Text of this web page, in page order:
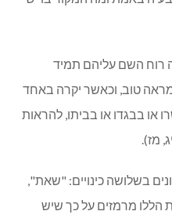
רוח השם עליהם תמיד
טוב, וכאשר יקרה באחד
או בבגדו או בביתו, להראות
מז).
בשלושה כינויים: "שאת",
מרמזים על כך שיש